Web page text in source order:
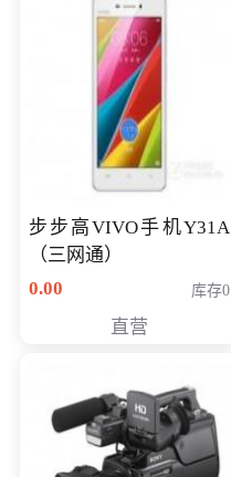
步步高VIVO手机Y31A
（三网通）
0.00
库存0
直营